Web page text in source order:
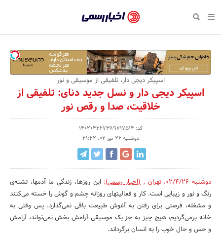
رسمی
-
اخبار
تایید
شده
شرکت‌ها،
سازمان‌ها
و
روابط
عمومی‌ها
بازگشت
صفحه نخست پایگاه خبری
اقتصادی
صفحه نخست اقتصادی
تجارت و بازار
کارآفرینی و استارتاپ
نفت، انرژی و صنایع
کسب و کار و خرده فروشی
صنایع غذایی و کشاورزی
کار و استخدام
اجتماعی
صفحه نخست اجتماعی
علم و آموزش
بهداشت و درمان
شهر و جامعه
محیط زیست
تبلیغات و روابط عمومی
فرهنگی
صفحه نخست فرهنگی
رسانه‌ها
نشریات و کتاب
سینما و تئاتر
صنایع دستی
صفحه نخست ورزش
تازه‌های ورزش
مکان‌های ورزشی
تجهیزات ورزشی
صفحه نخست سبک زندگی
سلامت و زیبایی
روانشناسی و موفقیت
مد و لباس
رویداد
صفحه نخست رویداد
حراج و تخفیف
جشنواره، نمایشگاه و
مسابقه و فراخوان
اسپیکر دیجی دار، تلفیقی از موسیقی و نور
اسپیکر دیجی دار و نسل جدید دنای: تلفیقی از
خلاقیت، صدا و رقص نور
کد: 140204267389717514
دوشنبه 26 تیر 02، 21:42
دوشنبه 02/4/26 ،تهران ,(اخبار رسمی):این روزها، زندگی ما آدمها، تشنه‌ی
رنگ و نور و زیبایی است. کار و فعالیتهای روزانه چشم و گوش را خسته می‌کنند
و مشغله، فرصتی برای رفتن به آغوش طبیعت باقی نمی‌گذارد. پس وقتی به
خانه برمی‌گردیم، هیچ چیز به جز یک موسیقی آرامش بخش نمی‌تواند، آرامش
و حس و حال خوب را به انسان برگرداند.